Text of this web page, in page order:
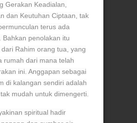
Gerakan Keadialan,
dan Keutuhan Ciptaan, tak
terus ada
Bahkan penolakan itu
Rahim orang tua, yang
rumah dari mana telah
ini. Anggapan sebagai
di kalangan sendiri adalah
mudah untuk dimengerti.
spiritual hadir